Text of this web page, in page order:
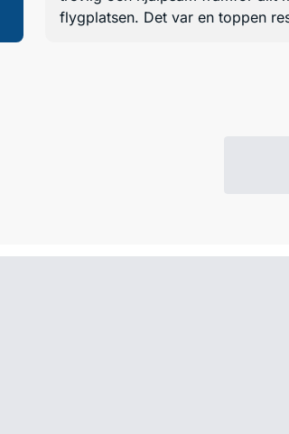
flygplatsen. Det var en toppen